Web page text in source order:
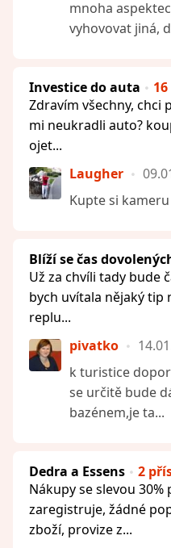
mnoha
vyhovovat jiná,
Investice do auta
Zdravím všechny, chci
mi neukradli auto?
ojet...
Laugher
Kupte si kameru
Blíží se čas
Už za chvíli tady bude
bych uvítala nějaký tip
replu...
pivatko
k turistice
se určitě bude
bazénem,je ta...
Dedra a Essens
2
Nákupy se slevou
zaregistruje, žádné
zboží, provize z...